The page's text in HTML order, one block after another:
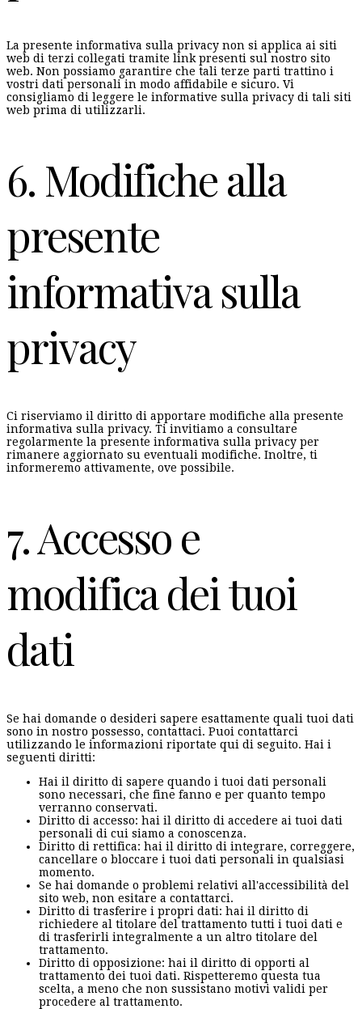
La presente informativa sulla privacy non si applica ai siti
web di terzi collegati tramite link presenti sul nostro sito
web. Non possiamo garantire che tali terze parti trattino i
vostri dati personali in modo affidabile e sicuro. Vi
consigliamo di leggere le informative sulla privacy di tali siti
web prima di utilizzarli.
6. Modifiche alla
presente
informativa sulla
privacy
Ci riserviamo il diritto di apportare modifiche alla presente
informativa sulla privacy. Ti invitiamo a consultare
regolarmente la presente informativa sulla privacy per
rimanere aggiornato su eventuali modifiche. Inoltre, ti
informeremo attivamente, ove possibile.
7. Accesso e
modifica dei tuoi
dati
Se hai domande o desideri sapere esattamente quali tuoi dati
sono in nostro possesso, contattaci. Puoi contattarci
utilizzando le informazioni riportate qui di seguito. Hai i
seguenti diritti:
Hai il diritto di sapere quando i tuoi dati personali
sono necessari, che fine fanno e per quanto tempo
verranno conservati.
Diritto di accesso: hai il diritto di accedere ai tuoi dati
personali di cui siamo a conoscenza.
Diritto di rettifica: hai il diritto di integrare, correggere,
cancellare o bloccare i tuoi dati personali in qualsiasi
momento.
Se hai domande o problemi relativi all'accessibilità del
sito web, non esitare a contattarci.
Diritto di trasferire i propri dati: hai il diritto di
richiedere al titolare del trattamento tutti i tuoi dati e
di trasferirli integralmente a un altro titolare del
trattamento.
Diritto di opposizione: hai il diritto di opporti al
trattamento dei tuoi dati. Rispetteremo questa tua
scelta, a meno che non sussistano motivi validi per
procedere al trattamento.